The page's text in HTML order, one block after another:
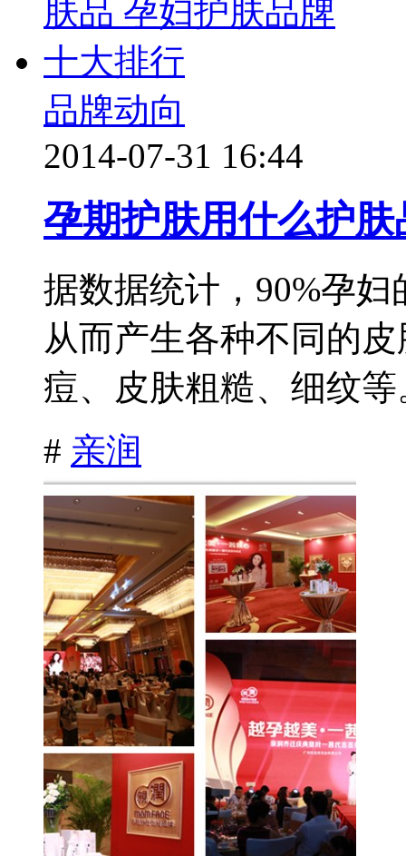
品牌动向
2014-07-31 16:44
孕期护肤用什么护
据数据统计，90%孕
从而产生各种不同的
痘、皮肤粗糙、细纹等
# 亲润